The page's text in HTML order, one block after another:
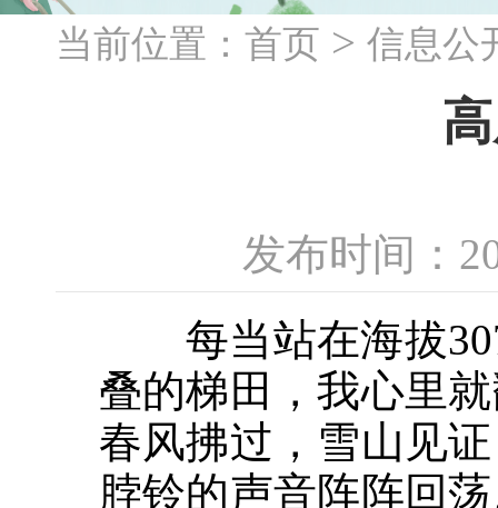
当前位置： 首页 > 信息公
发布时间：
每当站在海拔
叠的梯田，我心里
春风拂过，雪山见
脖铃的声音阵阵回